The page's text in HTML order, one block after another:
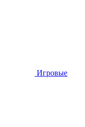
Игровые